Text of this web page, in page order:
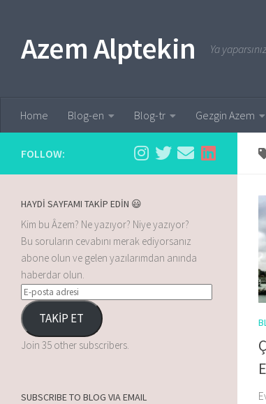
Azem Alptekin Ya
Home Blog-en Blog-tr Gezgin Azem
FOLLOW:
HAYDİ SAYFAMI TAKİP EDİN 😃
Kim bu Âzem? Ne yazıyor? Niye yazıyor?
Bu soruların cevabını merak ediyorsanız
abone olun ve gelen yazılarımdan anında
haberdar olun.
TAKİP ET
Join 35 other subscribers.
SUBSCRIBE TO BLOG VIA EMAIL